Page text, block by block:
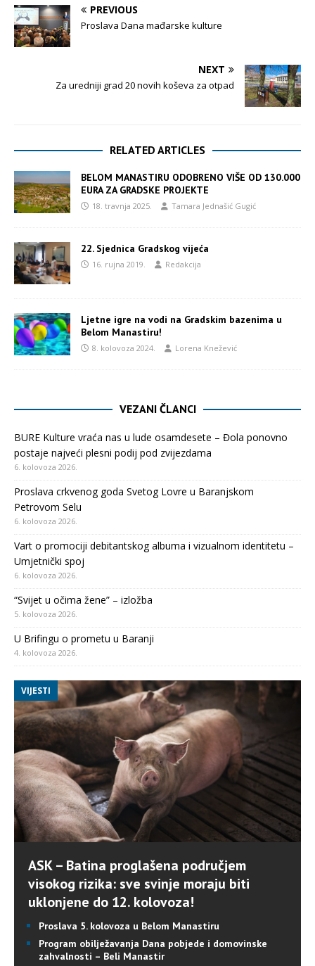
PREVIOUS
Proslava Dana mađarske kulture
NEXT
Za uredniji grad 20 novih koševa za otpad
RELATED ARTICLES
BELOM MANASTIRU ODOBRENO VIŠE OD 130.000
EURA ZA GRADSKE PROJEKTE
18. travnja 2025. Tamara Jednašić Gugić
22. Sjednica Gradskog vijeća
16. rujna 2019. Redakcija
Ljetne igre na vodi na Gradskim bazenima u
Belom Manastiru!
8. kolovoza 2024. Lorena Knežević
VEZANI ČLANCI
BURE Kulture vraća nas u lude osamdesete – Đola ponovno
postaje najveći plesni podij pod zvijezdama
6. kolovoza 2026.
Proslava crkvenog goda Svetog Lovre u Baranjskom
Petrovom Selu
6. kolovoza 2026.
Vart o promociji debitantskog albuma i vizualnom identitetu –
Umjetnički spoj
6. kolovoza 2026.
“Svijet u očima žene” – izložba
5. kolovoza 2026.
U Brifingu o prometu u Baranji
4. kolovoza 2026.
VIJESTI
ASK – Batina proglašena područjem
visokog rizika: sve svinje moraju biti
uklonjene do 12. kolovoza!
Proslava 5. kolovoza u Belom Manastiru
Program obilježavanja Dana pobjede i domovinske
zahvalnosti – Beli Manastir